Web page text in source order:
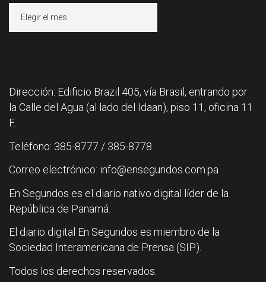
Dirección: Edificio Brazil 405, vía Brasil, entrando por
la Calle del Agua (al lado del Idaan), piso 11, oficina 11
F.
Teléfono: 385-8777 / 385-8778
Correo electrónico: info@ensegundos.com.pa
En Segundos es el diario nativo digital líder de la
República de Panamá.
El diario digital En Segundos es miembro de la
Sociedad Interamericana de Prensa (SIP).
Todos los derechos reservados.